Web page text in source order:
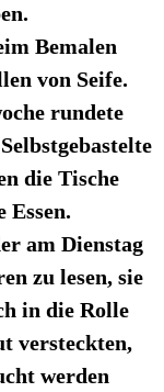
Bemalen
von Seife.
rundete
die Tische
Essen.
am Dienstag
zu lesen, sie
in die Rolle
versteckten,
werden